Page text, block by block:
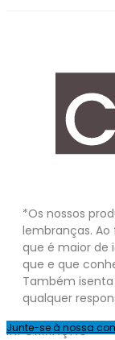
*Os nossos
lembranças.
que é maior de
que e que
Também
qualquer
INFORMAÇÃO
Junte-se à nossa